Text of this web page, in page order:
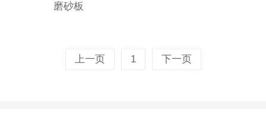
磨砂板
上一页 1 下一页